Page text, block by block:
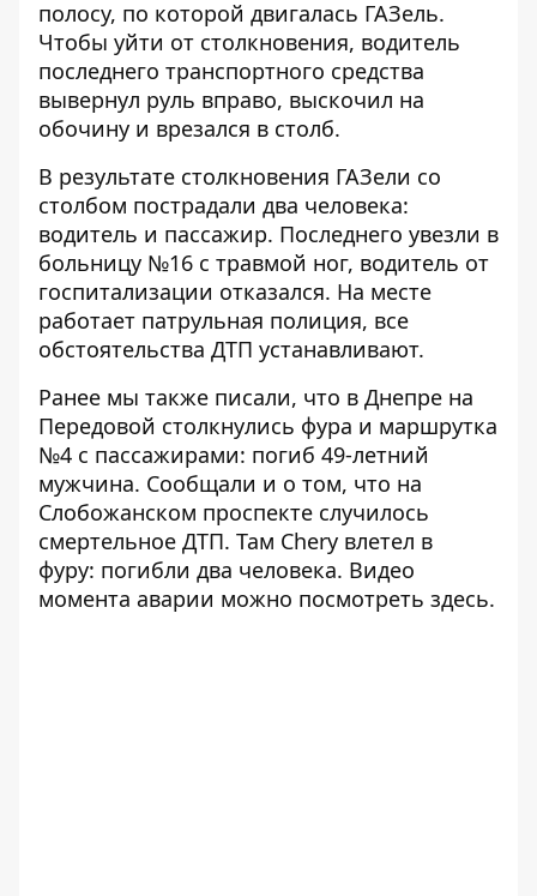
полосу, по которой двигалась ГАЗель.
Чтобы уйти от столкновения, водитель
последнего транспортного средства
вывернул руль вправо, выскочил на
обочину и врезался в столб.
В результате столкновения ГАЗели со
столбом пострадали два человека:
водитель и пассажир. Последнего увезли в
больницу №16 с травмой ног, водитель от
госпитализации отказался. На месте
работает патрульная полиция, все
обстоятельства ДТП устанавливают.
Ранее мы также писали, что в Днепре на
Передовой столкнулись фура и маршрутка
№4 с пассажирами: погиб 49-летний
мужчина. Сообщали и о том, что на
Слобожанском проспекте случилось
смертельное ДТП. Там Chery влетел в
фуру: погибли два человека. Видео
момента аварии можно посмотреть здесь.